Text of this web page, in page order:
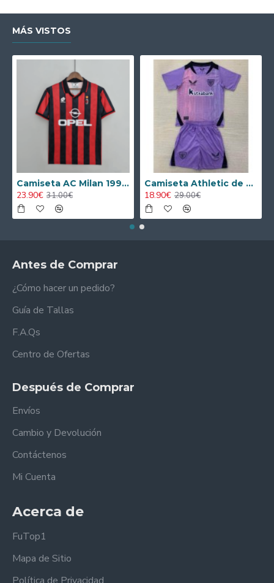
MÁS VISTOS
Camiseta AC Milan 1995/1996 Local Retro
23.90€ 31.00€
Camiseta Athletic de Bilbao 2024/2025 Alternativo Niño Kit
18.90€ 29.00€
Antes de Comprar
¿Cómo hacer un pedido?
Guía de Tallas
F.A.Qs
Centro de Ofertas
Después de Comprar
Envíos
Cambio y Devolución
Contáctenos
Mi Cuenta
Acerca de
FuTop1
Mapa de Sitio